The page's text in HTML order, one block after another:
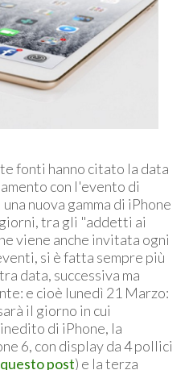
fonti hanno citato la data
con l'evento di
nuova gamma di iPhone
tra gli "addetti ai
viene anche invitata ogni
si è fatta sempre più
data, successiva ma
e cioè lunedì 21 Marzo:
il giorno in cui
di iPhone, la
6, con display da 4 pollici
post) e la terza